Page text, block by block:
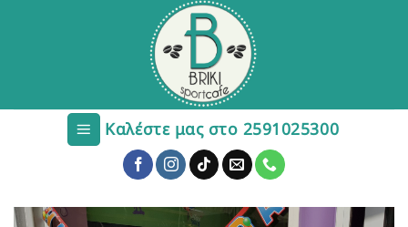
Καλέστε μας στο 2591025300